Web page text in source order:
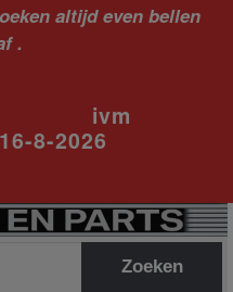
altijd even bellen
.
8-2026
Zoeken